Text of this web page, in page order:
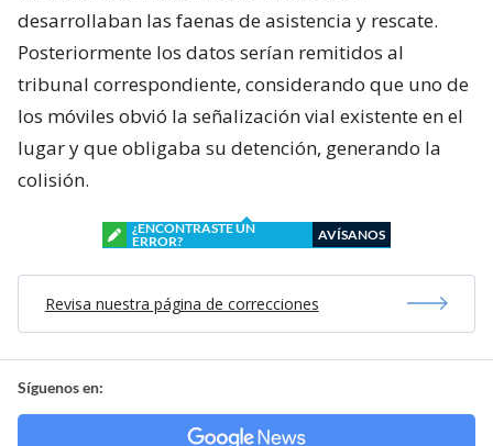
desarrollaban las faenas de asistencia y rescate.
Posteriormente los datos serían remitidos al
tribunal correspondiente, considerando que uno de
los móviles obvió la señalización vial existente en el
lugar y que obligaba su detención, generando la
colisión.
¿ENCONTRASTE UN
ERROR?
AVÍSANOS
Revisa nuestra página de correcciones
Síguenos en: